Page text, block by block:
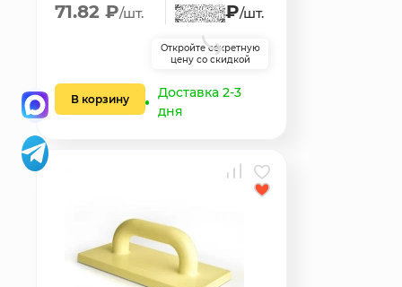
71.82 ₽/шт. ₽/шт.
Откройте секретную
цену со скидкой
В корзину
Доставка 2-3
дня